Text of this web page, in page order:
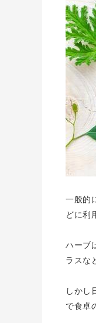
一般的
どに利
ハーブ
ラスな
しかし
で食卓